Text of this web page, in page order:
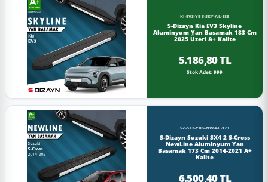
KI-EV3-YBS-SKY-AL-183
S-Dizayn Kia EV3 Skyline
Aluminyum Yan Basamak 183 Cm
2025 Üzeri A+ Kalite
5.186,80 TL
Stok Adet: 999
SZ-SX2-YBS-NW-AL-173
S-Dizayn Suzuki SX4 2 S-Cross
NewLine Aluminyum Yan
Basamak 173 Cm 2014-2021 A+
Kalite
6.500,40 TL